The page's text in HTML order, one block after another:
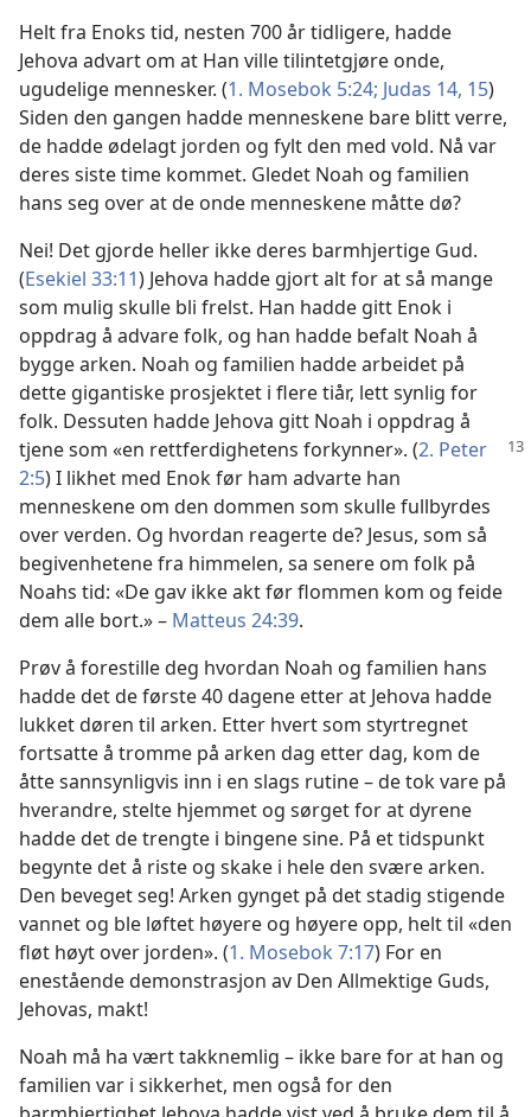
Helt fra Enoks tid, nesten 700 år tidligere, hadde
Jehova advart om at Han ville tilintetgjøre onde,
ugudelige mennesker. (1. Mosebok 5:24; Judas 14, 15)
Siden den gangen hadde menneskene bare blitt verre,
de hadde ødelagt jorden og fylt den med vold. Nå var
deres siste time kommet. Gledet Noah og familien
hans seg over at de onde menneskene måtte dø?
Nei! Det gjorde heller ikke deres barmhjertige Gud.
(Esekiel 33:11) Jehova hadde gjort alt for at så mange
som mulig skulle bli frelst. Han hadde gitt Enok i
oppdrag å advare folk, og han hadde befalt Noah å
bygge arken. Noah og familien hadde arbeidet på
dette gigantiske prosjektet i flere tiår, lett synlig for
folk. Dessuten hadde Jehova gitt Noah i oppdrag å
tjene som «en rettferdighetens forkynner». (2. Peter
2:5) I likhet med Enok før ham advarte han
menneskene om den dommen som skulle fullbyrdes
over verden. Og hvordan reagerte de? Jesus, som så
begivenhetene fra himmelen, sa senere om folk på
Noahs tid: «De gav ikke akt før flommen kom og feide
dem alle bort.» – Matteus 24:39.
Prøv å forestille deg hvordan Noah og familien hans
hadde det de første 40 dagene etter at Jehova hadde
lukket døren til arken. Etter hvert som styrtregnet
fortsatte å tromme på arken dag etter dag, kom de
åtte sannsynligvis inn i en slags rutine – de tok vare på
hverandre, stelte hjemmet og sørget for at dyrene
hadde det de trengte i bingene sine. På et tidspunkt
begynte det å riste og skake i hele den svære arken.
Den beveget seg! Arken gynget på det stadig stigende
vannet og ble løftet høyere og høyere opp, helt til «den
fløt høyt over jorden». (1. Mosebok 7:17) For en
enestående demonstrasjon av Den Allmektige Guds,
Jehovas, makt!
Noah må ha vært takknemlig – ikke bare for at han og
familien var i sikkerhet, men også for den